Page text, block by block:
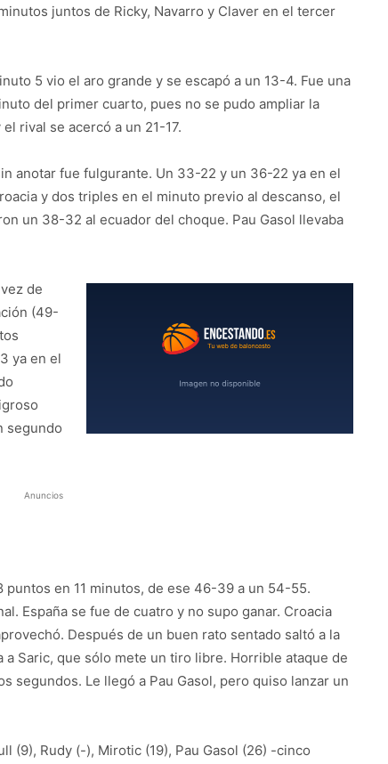
juntos de Ricky, Navarro y Claver en el tercer
5 vio el aro grande y se escapó a un 13-4. Fue una
del primer cuarto, pues no se pudo ampliar la
rival se acercó a un 21-17.
anotar fue fulgurante. Un 33-22 y un 36-22 ya en el
y dos triples en el minuto previo al descanso, el
un 38-32 al ecuador del choque. Pau Gasol llevaba
de
(49-
ya en el
segundo
Anuncios
puntos en 11 minutos, de ese 46-39 a un 54-55.
España se fue de cuatro y no supo ganar. Croacia
Después de un buen rato sentado saltó a la
Saric, que sólo mete un tiro libre. Horrible ataque de
segundos. Le llegó a Pau Gasol, pero quiso lanzar un
(9), Rudy (-), Mirotic (19), Pau Gasol (26) -cinco